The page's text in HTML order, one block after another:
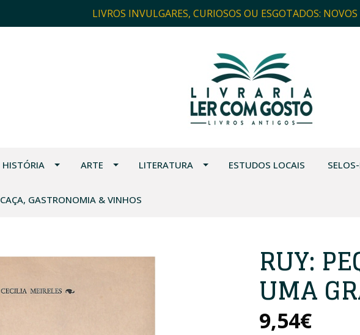
LIVROS INVULGARES, CURIOSOS OU ESGOTADOS:
HISTÓRIA ARTE LITERATURA ESTUDOS LOCAIS
CAÇA, GASTRONOMIA & VINHOS
RUY:
UMA
9,54€